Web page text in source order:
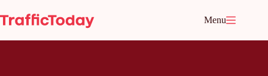
naar
de
Menu